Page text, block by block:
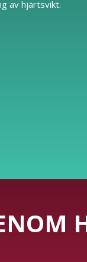
av hjärtsvikt.